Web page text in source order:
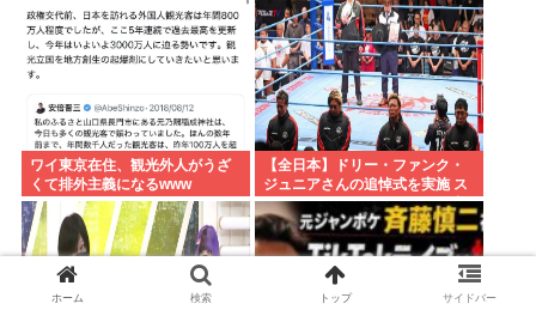
ワイ東京在住、観光外人がうざ
くて排外主義になるwww
【全日本】ドリー・ファンク・
ジュニアさんの追悼式を実施 ス
ピニング・トー・ホールドも流
れる
ホーム 検索 トップ サイドバー